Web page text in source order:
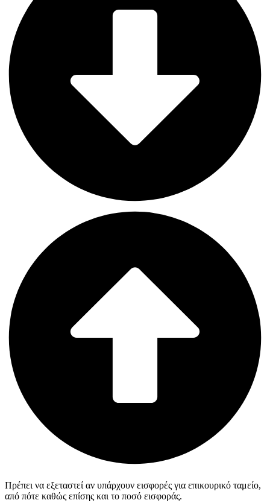
Πρέπει να εξεταστεί αν υπάρχουν εισφορές για επικουρικό ταμείο,
από πότε καθώς επίσης και το ποσό εισφοράς.